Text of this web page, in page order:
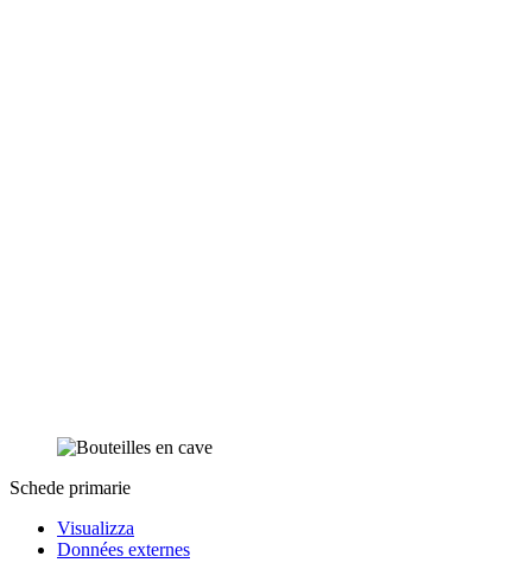
Schede primarie
Visualizza
Données externes